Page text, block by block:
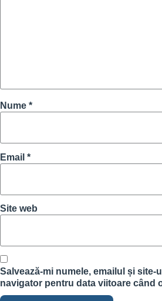
Nume *
Email *
Site web
Salvează-mi numele, emailul și site-
navigator pentru data viitoare când